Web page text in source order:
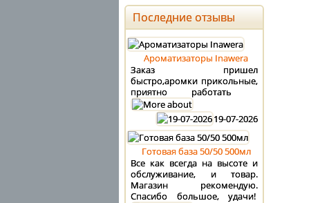
Последние отзывы
Ароматизаторы Inawera
Заказ пришел
быстро,аромки прикольные,
приятно работать
19-07-2026
Готовая база 50/50 500мл
Все как всегда на высоте и
обслуживание, и товар.
Магазин рекомендую.
Спасибо большое, удачи!